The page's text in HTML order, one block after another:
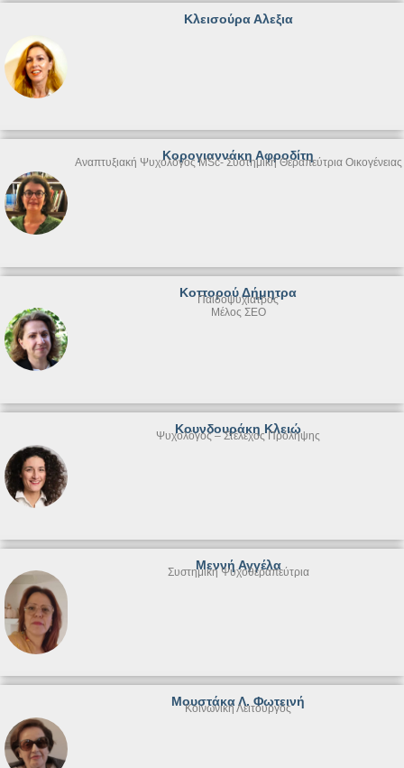
Κλεισούρα Αλεξια
Κορογιαννάκη Αφροδίτη
Αναπτυξιακή Ψυχολόγος MSc- Συστημική Θεραπεύτρια Οικογένειας
Κοττορού Δήμητρα
Παιδοψυχίατρος
Μέλος ΣΕΟ
Κουνδουράκη Κλειώ
Ψυχολόγος – Στέλεχος Πρόληψης
Μεννή Αγγέλα
Συστημική Ψυχοθεραπεύτρια
Μουστάκα Λ. Φωτεινή
Κοινωνική Λειτουργός